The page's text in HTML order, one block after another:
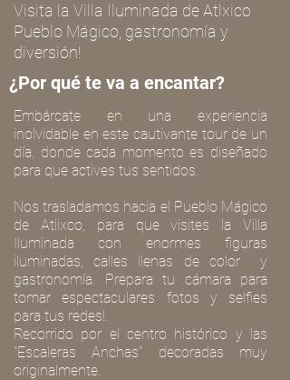
Visita la Villa Iluminada de Atlxico
Pueblo Mágico, gastronomía y
diversión!
¿Por qué te va a encantar?
Embárcate en una experiencia
inolvidable en este cautivante tour de un
día, donde cada momento es diseñado
para que actives tus sentidos.
Nos trasladamos hacia el Pueblo Mágico
de Atlixco, para que visites la Villa
Iluminada con enormes figuras
iluminadas, calles llenas de color y
gastronomía. Prepara tu cámara para
tomar espectaculares fotos y selfies
para tus redes!.
Recorrido por el centro histórico y las
"Escaleras Anchas" decoradas muy
originalmente.